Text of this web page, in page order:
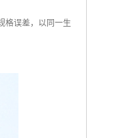
格误差，以同一生